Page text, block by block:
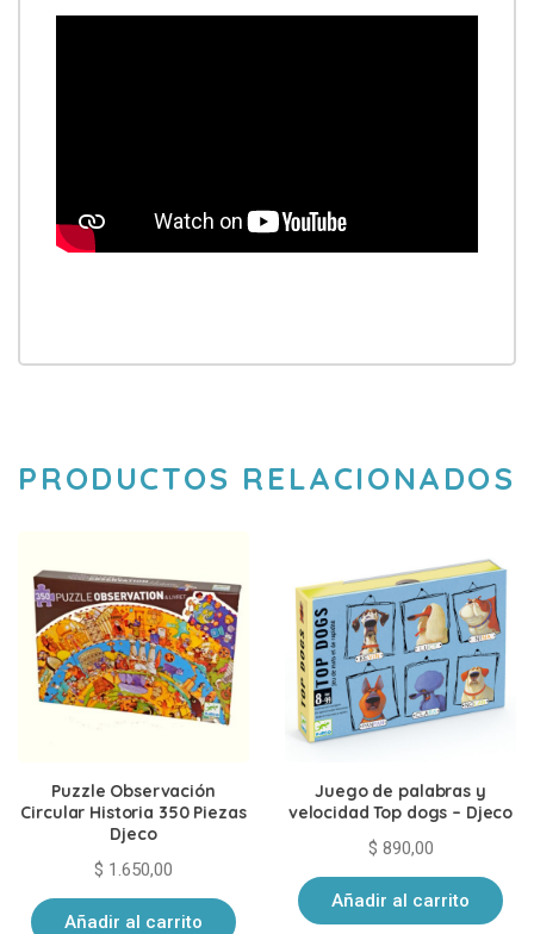
PRODUCTOS RELACIONADOS
Puzzle Observación
Circular Historia 350 Piezas
Djeco
$ 1.650,00
Añadir al carrito
Juego de palabras y
velocidad Top dogs – Djeco
$ 890,00
Añadir al carrito